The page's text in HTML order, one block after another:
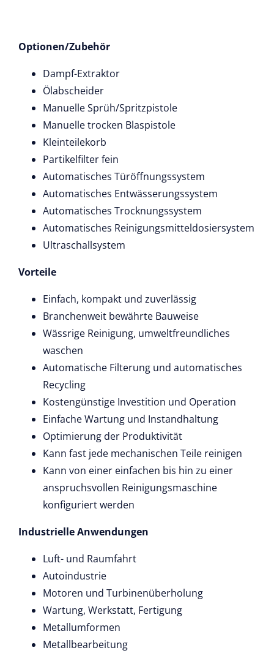
Optionen/Zubehör
Dampf-Extraktor
Ölabscheider
Manuelle Sprüh/Spritzpistole
Manuelle trocken Blaspistole
Kleinteilekorb
Partikelfilter fein
Automatisches Türöffnungssystem
Automatisches Entwässerungssystem
Automatisches Trocknungssystem
Automatisches Reinigungsmitteldosiersystem
Ultraschallsystem
Vorteile
Einfach, kompakt und zuverlässig
Branchenweit bewährte Bauweise
Wässrige Reinigung, umweltfreundliches
waschen
Automatische Filterung und automatisches
Recycling
Kostengünstige Investition und Operation
Einfache Wartung und Instandhaltung
Optimierung der Produktivität
Kann fast jede mechanischen Teile reinigen
Kann von einer einfachen bis hin zu einer
anspruchsvollen Reinigungsmaschine
konfiguriert werden
Industrielle Anwendungen
Luft- und Raumfahrt
Autoindustrie
Motoren und Turbinenüberholung
Wartung, Werkstatt, Fertigung
Metallumformen
Metallbearbeitung